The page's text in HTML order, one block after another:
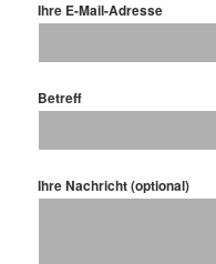
Ihre E-Mail-Adresse
Betreff
Ihre Nachricht (optional)